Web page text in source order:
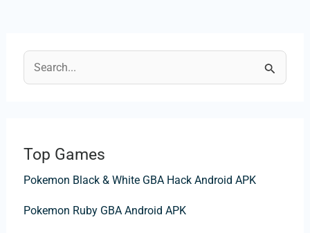
e
r
c
Top Games
Pokemon Black & White GBA Hack Android APK
Pokemon Ruby GBA Android APK